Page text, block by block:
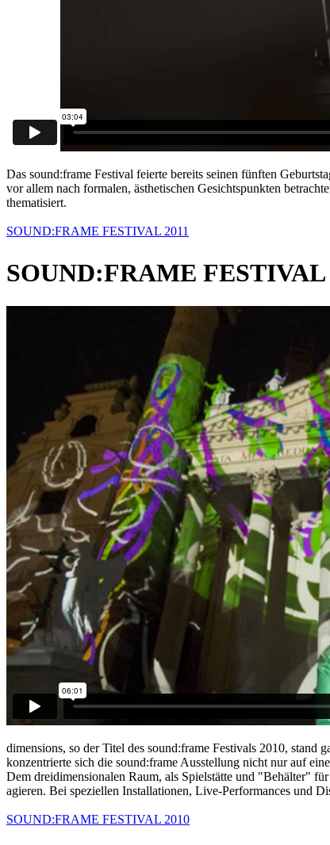
Das sound:frame Festival feierte bereits seinen fünften
vor allem nach formalen, ästhetischen Gesichtspunkten
thematisiert.
SOUND:FRAME FESTIVAL 2011
SOUND:FRAME
dimensions, so der Titel des sound:frame Festivals 2010,
konzentrierte sich die sound:frame Ausstellung nicht nur auf
Dem dreidimensionalen Raum, als Spielstätte und "Behälter"
agieren. Bei speziellen Installationen, Live-Performances und
SOUND:FRAME FESTIVAL 2010